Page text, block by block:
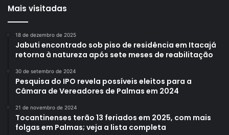
Mais visitadas
18 de dezembro de 2025
Jabuti encontrado sob piso de residência em Itacajá
retorna à natureza após sete meses de reabilitação
30 de setembro de 2024
Pesquisa do IPO revela possíveis eleitos para a
Câmara de Vereadores de Palmas em 2024
21 de novembro de 2024
Tocantinenses terão 13 feriados em 2025, com mais
folgas em Palmas; veja a lista completa